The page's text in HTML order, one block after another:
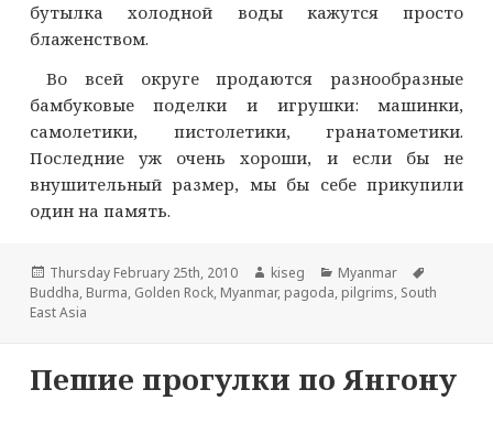
бутылка холодной воды кажутся просто
блаженством.
Во всей округе продаются разнообразные
бамбуковые поделки и игрушки: машинки,
самолетики, пистолетики, гранатометики.
Последние уж очень хороши, и если бы не
внушительный размер, мы бы себе прикупили
один на память.
Опубликовано
Thursday February 25th, 2010 Автор
kiseg Рубрики
Myanmar
Buddha, Burma, Golden Rock, Myanmar, pagoda, pilgrims, South
East Asia
Пешие прогулки по Янгону